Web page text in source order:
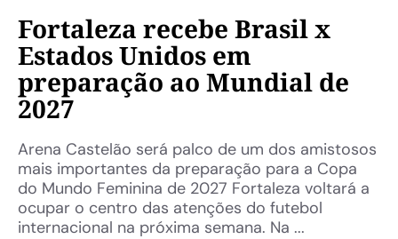
Fortaleza recebe Brasil x
Estados Unidos em
preparação ao Mundial de
2027
Arena Castelão será palco de um dos amistosos
mais importantes da preparação para a Copa
do Mundo Feminina de 2027 Fortaleza voltará a
ocupar o centro das atenções do futebol
internacional na próxima semana. Na ...